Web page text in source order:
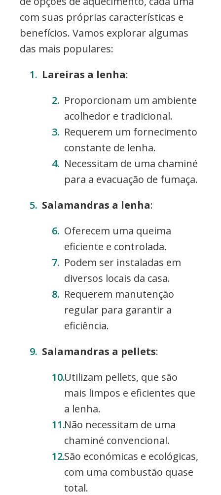
com suas próprias características e
benefícios. Vamos explorar algumas
das mais populares:
Lareiras a lenha:
Proporcionam um ambiente
acolhedor e tradicional.
Requerem um fornecimento
constante de lenha.
Necessitam de uma chaminé
para a evacuação de fumaça.
Salamandras a lenha:
Oferecem uma queima
eficiente e controlada.
Podem ser instaladas em
diversos locais da casa.
Requerem manutenção
regular para garantir a
eficiência.
Salamandras a pellets:
Utilizam pellets, que são
mais limpos e eficientes que
a lenha.
Não necessitam de uma
chaminé convencional.
São económicas e ecológicas,
com uma combustão quase
total.